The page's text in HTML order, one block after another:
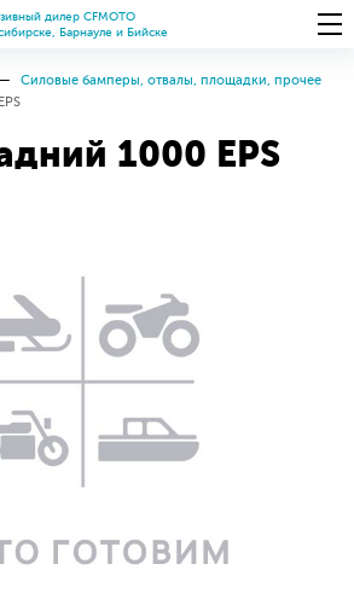
дилер CFMOTO
Барнауле и Бийске
Силовые бамперы, отвалы, площадки, прочее
1000 EPS